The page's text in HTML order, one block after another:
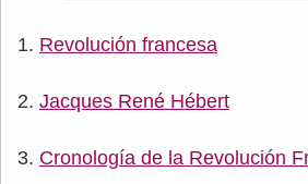
Revolución francesa
Jacques René Hébert
Cronología de la Revolución